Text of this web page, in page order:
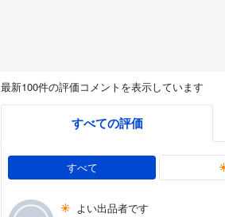
最新100件の評価コメントを表示しています
すべての評価
すべて
よい出品者です